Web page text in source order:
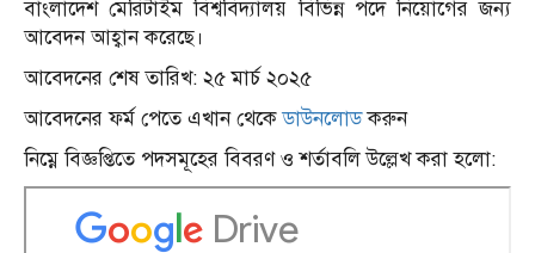
বাংলাদেশ মেরিটাইম বিশ্ববিদ্যালয় বিভিন্ন পদে নিয়োগের জন্য
আবেদন আহ্বান করেছে।
আবেদনের শেষ তারিখ: ২৫ মার্চ ২০২৫
আবেদনের ফর্ম পেতে এখান থেকেডাউনলোডকরুন
নিম্নে বিজ্ঞপ্তিতে পদসমূহের বিবরণ ও শর্তাবলি উল্লেখ করা হলো: